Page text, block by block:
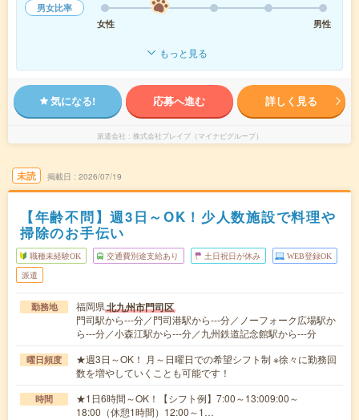
男女比率
女性
男性
もっと見る
気になる! 応募へ進む 詳しく見る
派遣会社 株式会社ブレイブ（マイナビグループ）
未読 掲載日 2026/07/19
【年齢不問】週3日～OK！少人数施設で料理や
掃除のお手伝い
職種未経験OK 交通費別途支給あり 土日祝日が休み WEB登録OK
派遣
勤務地 福岡県北九州市門司区
門司駅から---分／門司港駅から---分／ノーフォーク広場駅か
ら---分／小森江駅から---分／九州鉄道記念館駅から---分
曜日頻度
★週3日～OK！ 月～日曜日での希望シフト制 ※徐々に勤務回
数を増やしていくことも可能です！
時間
★1日6時間～OK！【シフト例】7:00～13:009:00～
18:00（休憩1時間）12:00～1…